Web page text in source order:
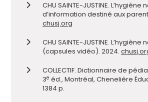
CHU SAINTE-JUSTINE.
d’information destiné aux
chusj.org
CHU SAINTE-JUSTINE. L’hygiène
(capsules vidéo). 2024.
COLLECTIF. Dictionnaire de
3e éd., Montréal, Chenelière
1384 p.